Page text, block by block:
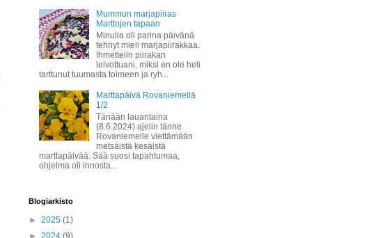
Mummun marjapiiras
Marttojen tapaan
Minulla oli parina päivänä
tehnyt mieli marjapiirakkaa.
Ihmettelin piirakan
leivottuani, miksi en ole heti
tarttunut tuumasta toimeen ja ryh...
Marttapäivä Rovaniemellä
1/2
Tänään lauantaina
(8.6.2024) ajelin tänne
Rovaniemelle viettämään
metsäistä kesäistä
marttapäivää. Sää suosi tapahtumaa,
ohjelma oli innosta...
Blogiarkisto
► 2025 (1)
► 2024 (9)